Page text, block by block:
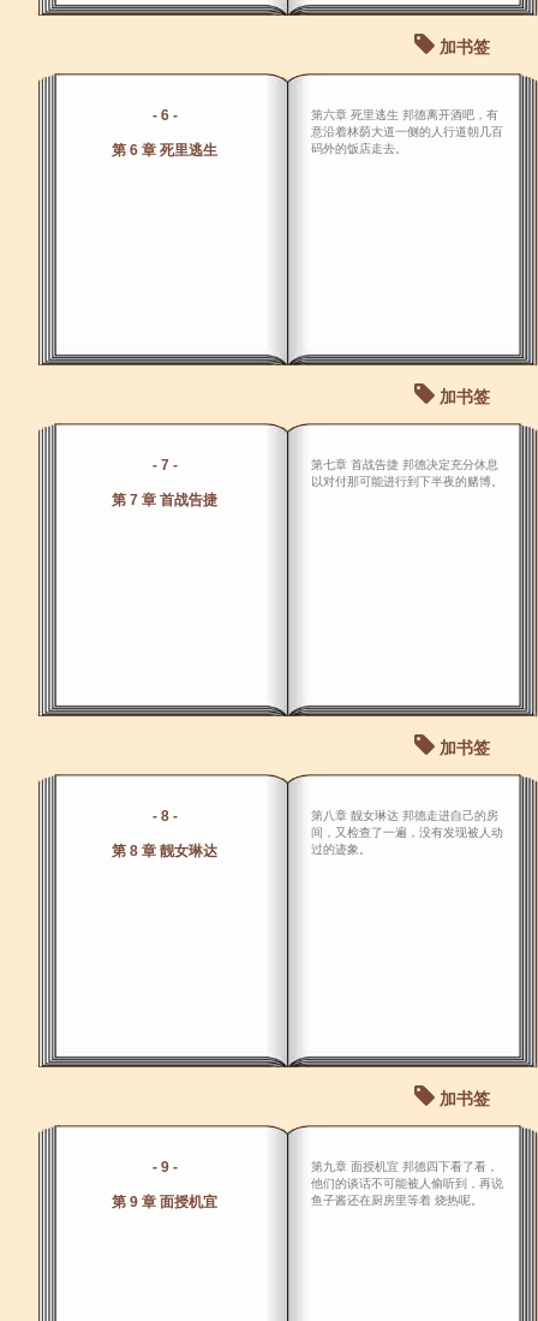
加书签
- 6 -
第 6 章 死里逃生
第六章 死里逃生 邦德离开酒吧，有
意沿着林荫大道一侧的人行道朝几百
码外的饭店走去。
加书签
- 7 -
第 7 章 首战告捷
第七章 首战告捷 邦德决定充分休息
以对付那可能进行到下半夜的赌博。
加书签
- 8 -
第 8 章 靓女琳达
第八章 靓女琳达 邦德走进自己的房
间，又检查了一遍，没有发现被人动
过的迹象。
加书签
- 9 -
第 9 章 面授机宜
第九章 面授机宜 邦德四下看了看，
他们的谈话不可能被人偷听到，再说
鱼子酱还在厨房里等着 烧热呢。